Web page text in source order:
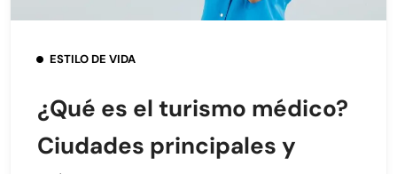
ESTILO DE VIDA
¿Qué es el turismo médico?
Ciudades principales y